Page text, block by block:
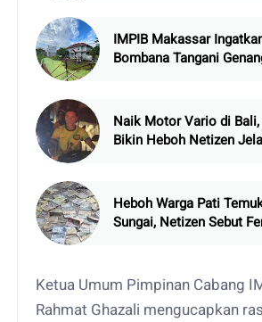
IMPIB Makassar
Bombana Tangani
Naik Motor Vario di Bali,
Bikin Heboh Netizen
Heboh Warga Pati
Sungai, Netizen Sebut
Ketua Umum Pimpinan Cabang
Rahmat Ghazali mengucapkan